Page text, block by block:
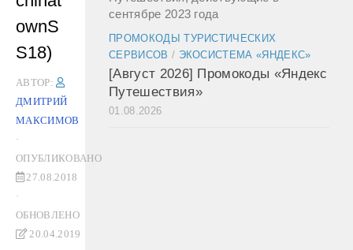
ownS
S18)
АВТОР:
ДМИТРИЙ
МАКСИМОВ
·
ОПУБЛИКОВАНО
27.08.2018
·
ОБНОВЛЕНО
20.04.2019
ПРОМОКОДЫ ТУРИСТИЧЕСКИХ
СЕРВИСОВ / ЭКОСИСТЕМА «ЯНДЕКС»
[Август 2026] Промокоды «Яндекс
Путешествия»
01.08.2026